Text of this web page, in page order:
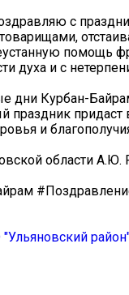
с
помощь
духа и с
дни Курбан-
праздник
и
области А.Ю.